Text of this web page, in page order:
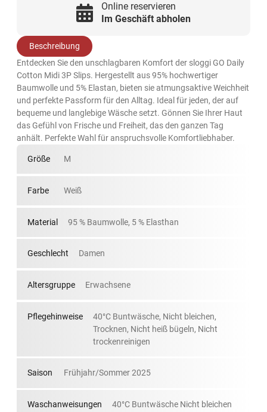
Online reservieren
Im Geschäft abholen
Beschreibung
Entdecken Sie den unschlagbaren Komfort der sloggi GO Daily
Cotton Midi 3P Slips. Hergestellt aus 95% hochwertiger
Baumwolle und 5% Elastan, bieten sie atmungsaktive Weichheit
und perfekte Passform für den Alltag. Ideal für jeden, der auf
bequeme und langlebige Wäsche setzt. Gönnen Sie Ihrer Haut
das Gefühl von Frische und Freiheit, das den ganzen Tag
anhält. Perfekte Wahl für anspruchsvolle Komfortliebhaber.
Größe M
Farbe Weiß
Material 95 % Baumwolle, 5 % Elasthan
Geschlecht Damen
Altersgruppe Erwachsene
Pflegehinweise
40°C Buntwäsche, Nicht bleichen,
Trocknen, Nicht heiß bügeln, Nicht
trockenreinigen
Saison Frühjahr/Sommer 2025
Waschanweisungen 40°C Buntwäsche Nicht bleichen